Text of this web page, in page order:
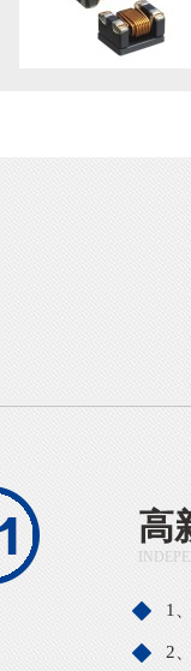
高
1
2